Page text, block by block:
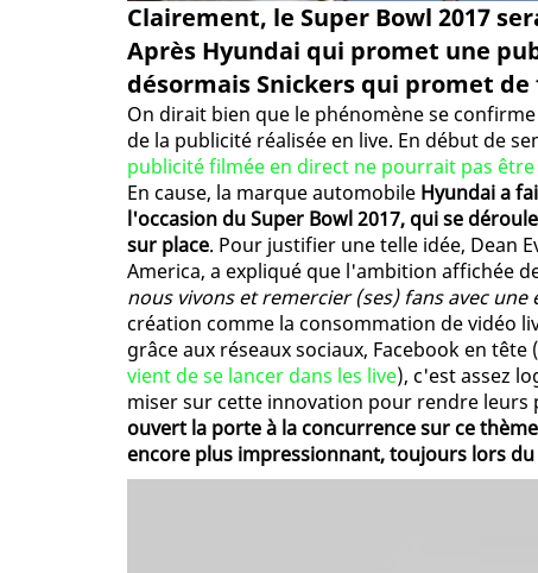
Clairement, le Super Bowl 2017
Après Hyundai qui promet une
désormais Snickers qui promet
On dirait bien que le phénomène se
de la publicité réalisée en live. En début de
publicité filmée en direct ne pourrait pas
En cause, la marque automobile Hyundai a
l'occasion du Super Bowl 2017, qui se
sur place. Pour justifier une telle idée, Dean
America, a expliqué que l'ambition affichée
nous vivons et remercier (ses) fans avec
création comme la consommation de vidéo
grâce aux réseaux sociaux, Facebook en
vient de se lancer dans les live), c'est assez
miser sur cette innovation pour rendre leurs
ouvert la porte à la concurrence sur ce
encore plus impressionnant, toujours lors du